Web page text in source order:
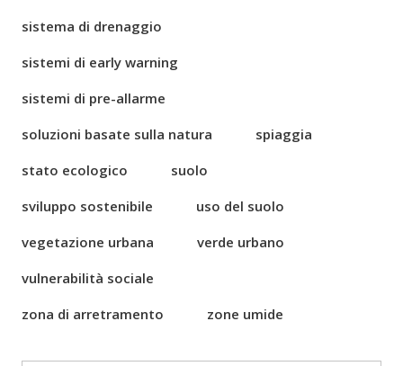
sistema di drenaggio
sistemi di early warning
sistemi di pre-allarme
soluzioni basate sulla natura
spiaggia
stato ecologico
suolo
sviluppo sostenibile
uso del suolo
vegetazione urbana
verde urbano
vulnerabilità sociale
zona di arretramento
zone umide